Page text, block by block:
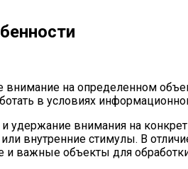
на определенном
в условиях
внимания на
внутренние стимулы. В
и важные объекты для